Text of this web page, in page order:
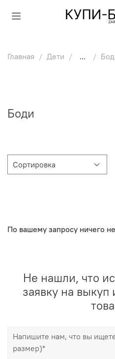
Главная Дети ...
Боди
По вашему запросу ничего
Не нашли, что
заявку на